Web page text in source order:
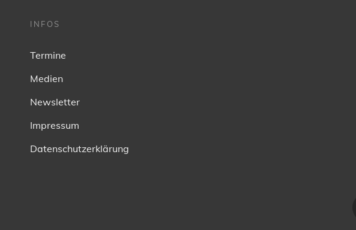
INFOS
Termine
Medien
Newsletter
Impressum
Datenschutzerklärung